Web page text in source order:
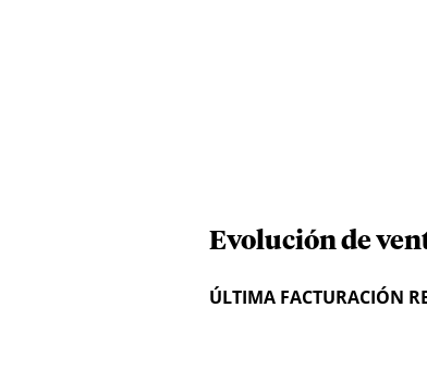
Evolución de
ÚLTIMA FACTURACIÓN